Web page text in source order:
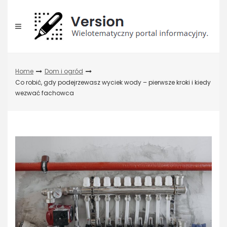
content
Home
Dom i ogród
Co robić, gdy podejrzewasz wyciek wody – pierwsze kroki i kiedy
wezwać fachowca